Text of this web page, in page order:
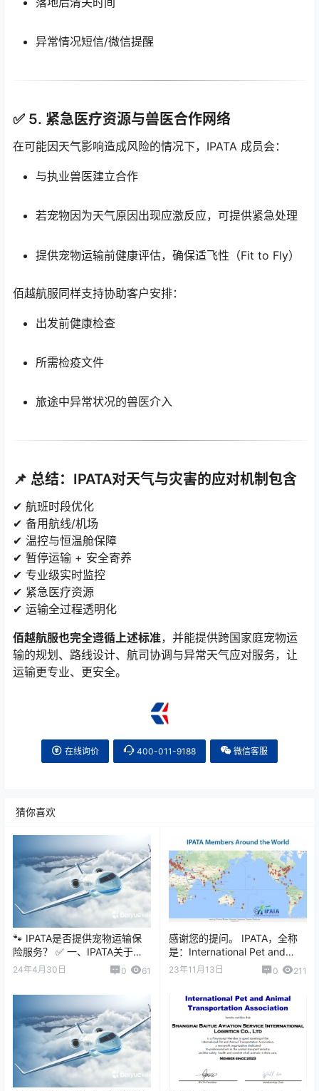
异常情况短信/微信提醒
✅ 5. 紧急医疗资源与兽医合作网络
在可能因天气影响造成风险的情况下，IPATA 成员会：
与执业兽医建立合作
若宠物因为天气原因出现应激反应，可提供紧急处理
提供宠物运输前健康评估，确保适飞性（Fit to Fly）
佰越航服同样支持协助客户安排：
出发前健康检查
所需检疫文件
旅途中异常状况的兽医介入
📌 总结：IPATA对天气与灾害的应对机制包含
✔ 航班时段优化
✔ 备用航线/机场
✔ 温控与恒温舱保障
✔ 暂停运输 + 安全寄养
✔ 专业级实时监控
✔ 紧急医疗资源
✔ 运输全过程透明化
佰越航服也完全遵循上述标准，并能提供跨国家庭宠物运
输的规划、路线设计、航司协调与异常天气应对服务，让
运输更专业、更安全。
在线询价 400-011-9188 微信客服
猜你喜欢
🐾 IPATA是否提供宠物运输保
险服务？ ✅ 一、IPATA关于保
险的规定 国际宠物与动物运输
24年4月30日 0 61
感谢您的提问。 IPATA，全称
是：International Pet and
Animal Transportatio…
23年11月13日 0 211